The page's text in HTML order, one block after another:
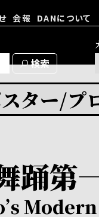
会報 DANについて
ター/プ
踊第